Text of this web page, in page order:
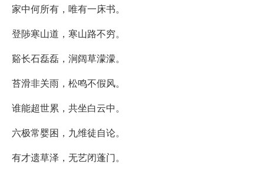
家中何所有，唯有一床书。
登陟寒山道，寒山路不穷。
谿长石磊磊，涧阔草濛濛。
苔滑非关雨，松鸣不假风。
谁能超世累，共坐白云中。
六极常婴困，九维徒自论。
有才遗草泽，无艺闭蓬门。